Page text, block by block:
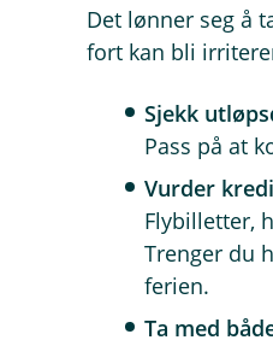
Det lønner seg å
fort kan bli
Sjekk
Pass på at
Vurder
Flybilletter,
Trenger du
ferien.
Ta med